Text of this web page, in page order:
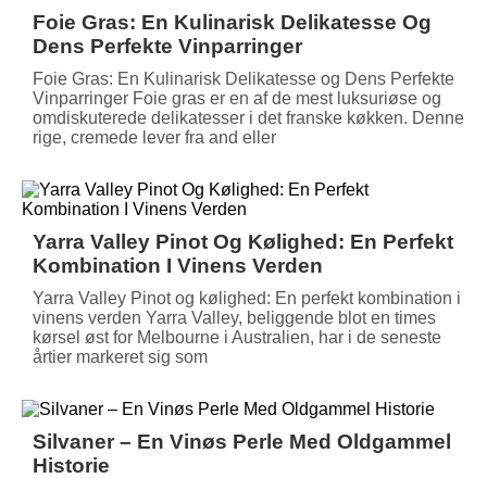
Foie Gras: En Kulinarisk Delikatesse Og
Dens Perfekte Vinparringer
Foie Gras: En Kulinarisk Delikatesse og Dens Perfekte
Vinparringer Foie gras er en af de mest luksuriøse og
omdiskuterede delikatesser i det franske køkken. Denne
rige, cremede lever fra and eller
Yarra Valley Pinot Og Kølighed: En Perfekt
Kombination I Vinens Verden
Yarra Valley Pinot og kølighed: En perfekt kombination i
vinens verden Yarra Valley, beliggende blot en times
kørsel øst for Melbourne i Australien, har i de seneste
årtier markeret sig som
Silvaner – En Vinøs Perle Med Oldgammel
Historie